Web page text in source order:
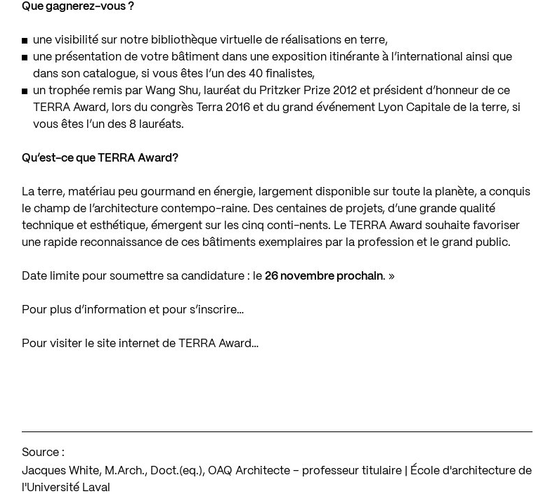
Que gagnerez-vous ?
une visibilité sur notre bibliothèque virtuelle de réalisations en terre,
une présentation de votre bâtiment dans une exposition itinérante à l’international ainsi que
dans son catalogue, si vous êtes l’un des 40 finalistes,
un trophée remis par Wang Shu, lauréat du Pritzker Prize 2012 et président d’honneur de ce
TERRA Award, lors du congrès Terra 2016 et du grand événement Lyon Capitale de la terre, si
vous êtes l’un des 8 lauréats.
Qu’est-ce que TERRA Award?
La terre, matériau peu gourmand en énergie, largement disponible sur toute la planète, a conquis
le champ de l’architecture contempo-raine. Des centaines de projets, d’une grande qualité
technique et esthétique, émergent sur les cinq conti-nents. Le TERRA Award souhaite favoriser
une rapide reconnaissance de ces bâtiments exemplaires par la profession et le grand public.
Date limite pour soumettre sa candidature : le26 novembre prochain. »
Pour plus d’information et pour s’inscrire…
Pour visiter le site internet de TERRA Award…
Source :
Jacques White, M.Arch., Doct.(eq.), OAQ Architecte – professeur titulaire | École d'architecture de
l'Université Laval